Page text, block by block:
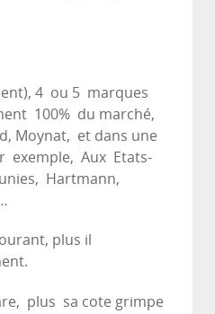
4 ou 5 marques
100% du marché,
Moynat, et dans une
exemple, Aux Etats-
Hartmann,
plus il
plus sa cote grimpe